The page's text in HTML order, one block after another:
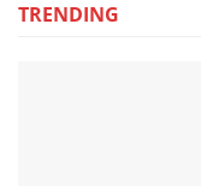
TRENDING